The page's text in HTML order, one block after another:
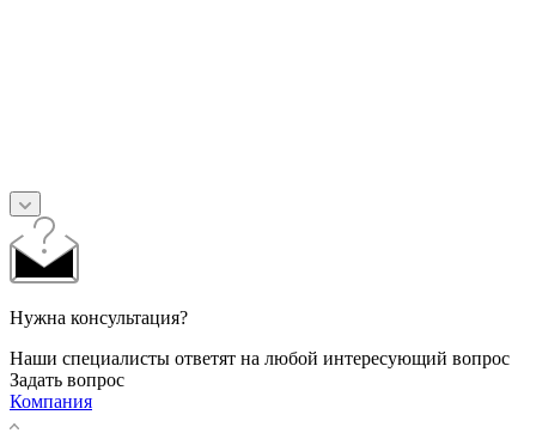
Нужна консультация?
Наши специалисты ответят на любой интересующий вопрос
Задать вопрос
Компания